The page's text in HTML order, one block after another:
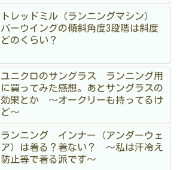
トレッドミル（ランニングマシン）
バーウイングの傾斜角度3段階は斜度
どのくらい？
ユニクロのサングラス ランニング用
に買ってみた感想。あとサングラスの
効果とか 〜オークリーも持ってるけ
ど〜
ランニング インナー（アンダーウェ
ア）は着る？着ない？ 〜私は汗冷え
防止等で着る派です〜